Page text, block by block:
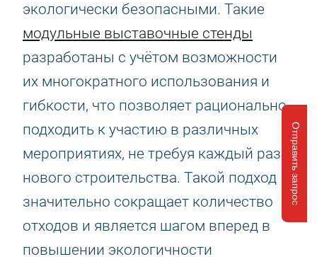
Отправить запрос
экологически безопасными. Такие
модульные выставочные стенды
разработаны с учётом возможности
их многократного использования и
гибкости, что позволяет рационально
подходить к участию в различных
мероприятиях, не требуя каждый раз
нового строительства. Такой подход
значительно сокращает количество
отходов и является шагом вперед в
повышении экологичности